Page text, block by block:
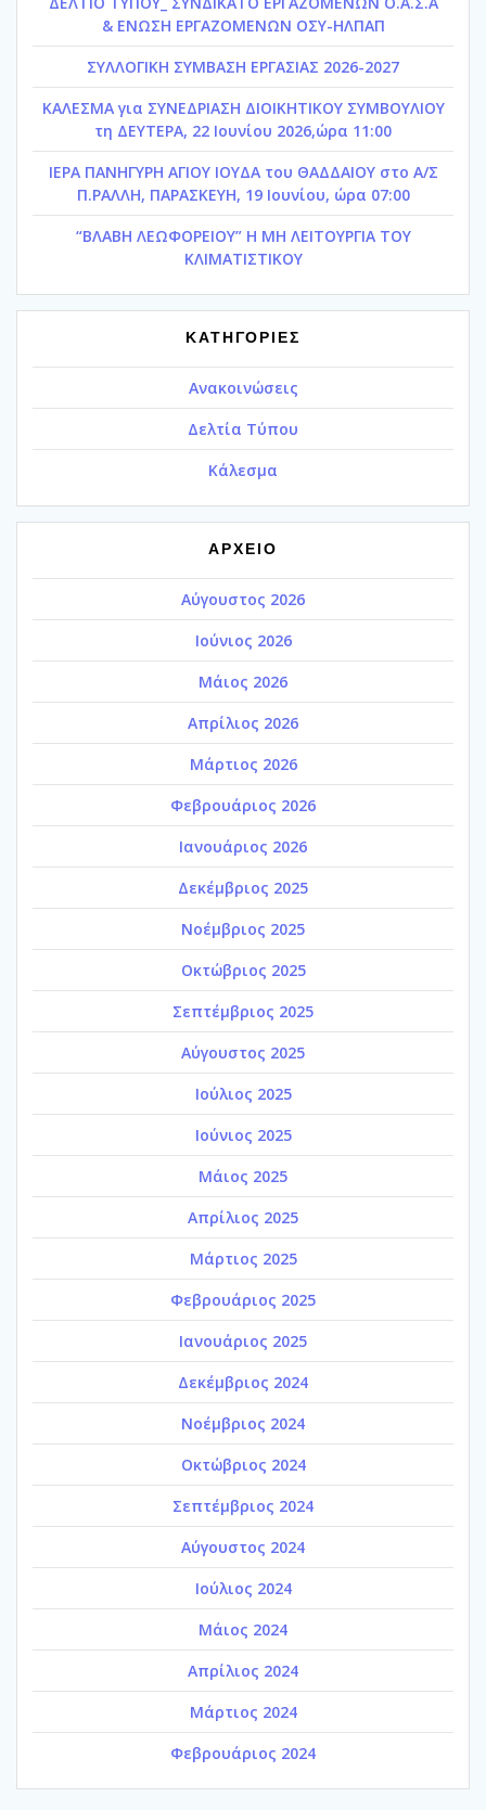
& ΕΝΩΣΗ ΕΡΓΑΖΟΜΕΝΩΝ ΟΣΥ-ΗΛΠΑΠ
ΣΥΛΛΟΓΙΚΗ ΣΥΜΒΑΣΗ ΕΡΓΑΣΙΑΣ 2026-2027
ΚΑΛΕΣΜΑ για ΣΥΝΕΔΡΙΑΣΗ ΔΙΟΙΚΗΤΙΚΟΥ ΣΥΜΒΟΥΛΙΟΥ
τη ΔΕΥΤΕΡΑ, 22 Ιουνίου 2026,ώρα 11:00
ΙΕΡΑ ΠΑΝΗΓΥΡΗ ΑΓΙΟΥ ΙΟΥΔΑ του ΘΑΔΔΑΙΟΥ στο Α/Σ
Π.ΡΑΛΛΗ, ΠΑΡΑΣΚΕΥΗ, 19 Ιουνίου, ώρα 07:00
“ΒΛΑΒΗ ΛΕΩΦΟΡΕΙΟΥ” Η ΜΗ ΛΕΙΤΟΥΡΓΙΑ ΤΟΥ
ΚΛΙΜΑΤΙΣΤΙΚΟΥ
ΚΑΤΗΓΟΡΙΕΣ
Ανακοινώσεις
Δελτία Τύπου
Κάλεσμα
ΑΡΧΕΙΟ
Αύγουστος 2026
Ιούνιος 2026
Μάιος 2026
Απρίλιος 2026
Μάρτιος 2026
Φεβρουάριος 2026
Ιανουάριος 2026
Δεκέμβριος 2025
Νοέμβριος 2025
Οκτώβριος 2025
Σεπτέμβριος 2025
Αύγουστος 2025
Ιούλιος 2025
Ιούνιος 2025
Μάιος 2025
Απρίλιος 2025
Μάρτιος 2025
Φεβρουάριος 2025
Ιανουάριος 2025
Δεκέμβριος 2024
Νοέμβριος 2024
Οκτώβριος 2024
Σεπτέμβριος 2024
Αύγουστος 2024
Ιούλιος 2024
Μάιος 2024
Απρίλιος 2024
Μάρτιος 2024
Φεβρουάριος 2024